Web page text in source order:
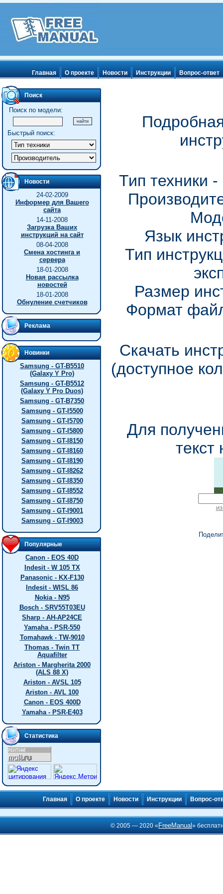
Главная О проекте Новости Инструкции Вопрос-ответ
Поиск
Поиск по модели:
Быстрый поиск:
Новости
24-02-2009
Информер для Вашего
сайта
14-11-2008
Загрузка Ваших
инструкций на сайт
08-04-2008
Смена хостинга и
сервера
18-01-2008
Новая рассылка
новостей
18-01-2008
Обнуление счетчиков
Реклама
Новинки
Samsung - GT-B5510
(Galaxy Y Pro)
Samsung - GT-B5512
(Galaxy Y Pro Duos)
Samsung - GT-B7350
Samsung - GT-I5500
Samsung - GT-I5700
Samsung - GT-I5800
Samsung - GT-I8150
Samsung - GT-I8160
Samsung - GT-I8190
Samsung - GT-I8262
Samsung - GT-I8350
Samsung - GT-I8552
Samsung - GT-I8750
Samsung - GT-I9001
Samsung - GT-I9003
Популярные
Canon - EOS 40D
Indesit - W 105 TX
Panasonic - KX-F130
Indesit - WISL 86
Nokia - N95
Bosch - SRV55T03EU
Sharp - AH-AP24CE
Yamaha - PSR-550
Tomahawk - TW-9010
Thomas - Twin TT
Aquafilter
Ariston - Margherita 2000
(ALS 88 X)
Ariston - AVSL 105
Ariston - AVL 100
Canon - EOS 400D
Yamaha - PSR-E403
Статистика
Тип техники
Язык
Тип
Размер
Формат
Скачать
(доступное
Для
текст
Главная О проекте Новости Инструкции Вопрос-
© 2005 — 2020 « FreeManual»